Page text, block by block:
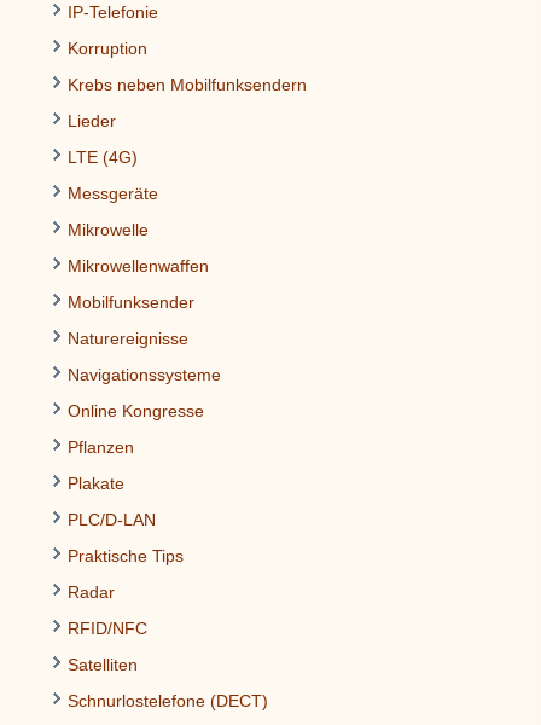
IP-Telefonie
Korruption
Krebs neben Mobilfunksendern
Lieder
LTE (4G)
Messgeräte
Mikrowelle
Mikrowellenwaffen
Mobilfunksender
Naturereignisse
Navigationssysteme
Online Kongresse
Pflanzen
Plakate
PLC/D-LAN
Praktische Tips
Radar
RFID/NFC
Satelliten
Schnurlostelefone (DECT)